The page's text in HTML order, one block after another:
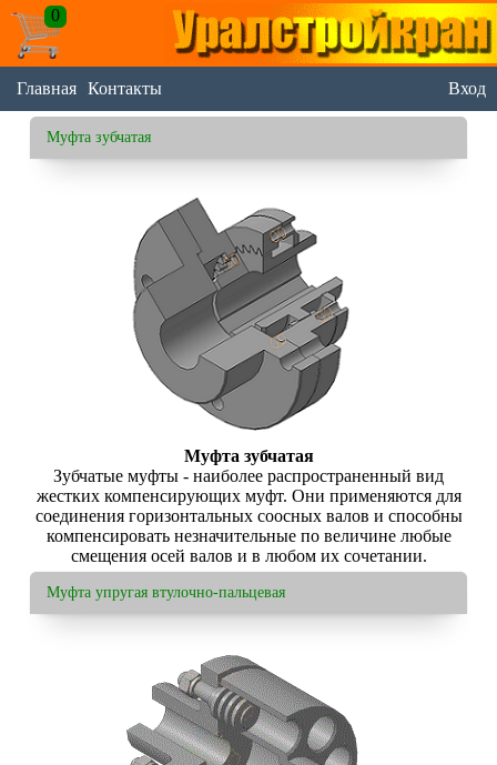
0
Главная Контакты Вход
Муфта зубчатая
Муфта зубчатая
Зубчатые муфты - наиболее распространенный вид
жестких компенсирующих муфт. Они применяются для
соединения горизонтальных соосных валов и способны
компенсировать незначительные по величине любые
смещения осей валов и в любом их сочетании.
Муфта упругая втулочно-пальцевая